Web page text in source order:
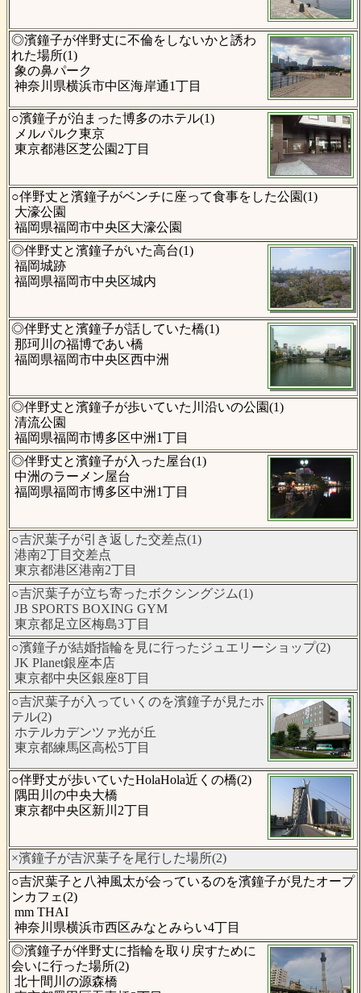
◎濱鐘子が伴野丈に不倫をしないかと誘わ
れた場所(1)
象の鼻パーク
神奈川県横浜市中区海岸通1丁目
○濱鐘子が泊まった博多のホテル(1)
メルパルク東京
東京都港区芝公園2丁目
○伴野丈と濱鐘子がベンチに座って食事をした公園(1)
大濠公園
福岡県福岡市中央区大濠公園
◎伴野丈と濱鐘子がいた高台(1)
福岡城跡
福岡県福岡市中央区城内
◎伴野丈と濱鐘子が話していた橋(1)
那珂川の福博であい橋
福岡県福岡市中央区西中洲
◎伴野丈と濱鐘子が歩いていた川沿いの公園(1)
清流公園
福岡県福岡市博多区中洲1丁目
◎伴野丈と濱鐘子が入った屋台(1)
中洲のラーメン屋台
福岡県福岡市博多区中洲1丁目
○吉沢葉子が引き返した交差点(1)
港南2丁目交差点
東京都港区港南2丁目
○吉沢葉子が立ち寄ったボクシングジム(1)
JB SPORTS BOXING GYM
東京都足立区梅島3丁目
○濱鐘子が結婚指輪を見に行ったジュエリーショップ(2)
JK Planet銀座本店
東京都中央区銀座8丁目
○吉沢葉子が入っていくのを濱鐘子が見たホ
テル(2)
ホテルカデンツァ光が丘
東京都練馬区高松5丁目
○伴野丈が歩いていたHolaHola近くの橋(2)
隅田川の中央大橋
東京都中央区新川2丁目
×濱鐘子が吉沢葉子を尾行した場所(2)
○吉沢葉子と八神風太が会っているのを濱鐘子が見たオープ
ンカフェ(2)
mm THAI
神奈川県横浜市西区みなとみらい4丁目
◎濱鐘子が伴野丈に指輪を取り戻すために
会いに行った場所(2)
北十間川の源森橋